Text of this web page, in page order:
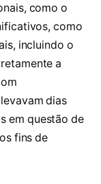
como o
como
incluindo o
a
dias
em questão de
fins de